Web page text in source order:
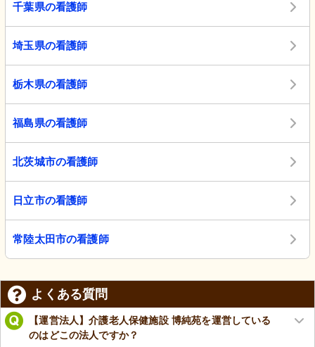
千葉県の看護師
埼玉県の看護師
栃木県の看護師
福島県の看護師
北茨城市の看護師
日立市の看護師
常陸太田市の看護師
よくある質問
【運営法人】介護老人保健施設 博純苑を運営している
のはどこの法人ですか？